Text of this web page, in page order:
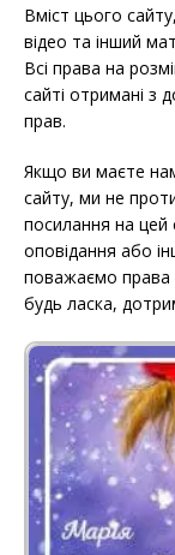
Вміст цього
відео та інший
Всі права на
сайті отримані з
прав.
Якщо ви маєте
сайту, ми не
посилання на цей
оповідання або
поважаємо права
будь ласка,